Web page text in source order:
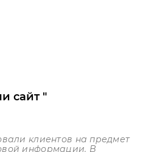
сайт
клиентов на предмет
информации. В